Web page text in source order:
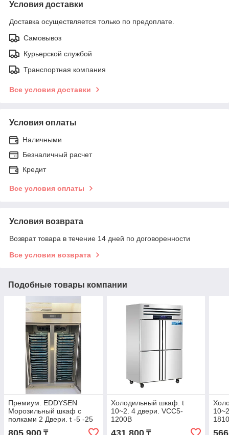
Условия доставки
Доставка осуществляется только по предоплате.
Самовывоз
Курьерской службой
Транспортная компания
Все условия доставки
Условия оплаты
Наличными
Безналичный расчет
Кредит
Все условия оплаты
Условия возврата
Возврат товара в течение 14 дней по договоренности
Все условия возврата
Подобные товары компании
Премиум. EDDYSEN
Морозильный шкаф с
полками 2 Двери. t -5 -25
°C. EDD2-25
Холодильный шкаф. t
10~2. 4 двери. VCC5-
1200B